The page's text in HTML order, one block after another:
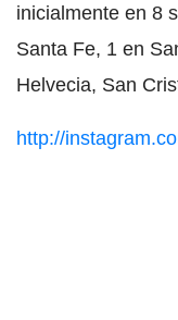
inicialmente en 8
Santa Fe, 1 en
Helvecia, San
http://